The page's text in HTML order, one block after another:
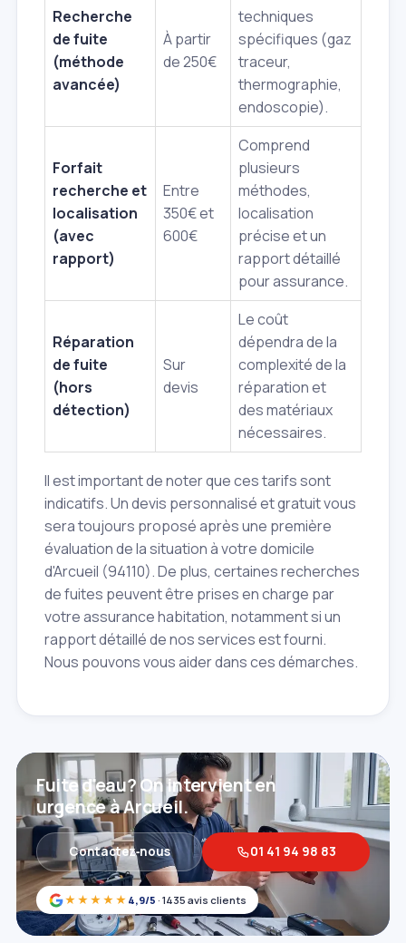
Recherche
de fuite
(méthode
avancée)
À partir
de 250€
techniques
spécifiques (gaz
traceur,
thermographie,
endoscopie).
Forfait
recherche et
localisation
(avec
rapport)
Entre
350€ et
600€
Comprend
plusieurs
méthodes,
localisation
précise et un
rapport détaillé
pour assurance.
Réparation
de fuite
(hors
détection)
Sur
devis
Le coût
dépendra de la
complexité de la
réparation et
des matériaux
nécessaires.
Il est important de noter que ces tarifs sont
indicatifs. Un devis personnalisé et gratuit vous
sera toujours proposé après une première
évaluation de la situation à votre domicile
d'Arcueil (94110). De plus, certaines recherches
de fuites peuvent être prises en charge par
votre assurance habitation, notamment si un
rapport détaillé de nos services est fourni.
Nous pouvons vous aider dans ces démarches.
★★★★★ 4,9/5 · 1435 avis clients
Fuite d'eau? On intervient en
urgence à Arcueil.
Contactez‑nous 01 41 94 98 83